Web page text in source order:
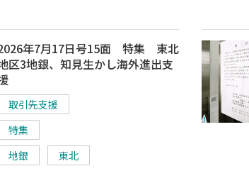
年7月17日号15面 特集 東北
区3地銀、知見生かし海外進出支
取引先支援
特集
地銀
東北